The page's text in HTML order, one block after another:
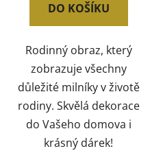
DO KOŠÍKU
Rodinný obraz, který
zobrazuje všechny
důležité milníky v životě
rodiny. Skvělá dekorace
do Vašeho domova i
krásný dárek!